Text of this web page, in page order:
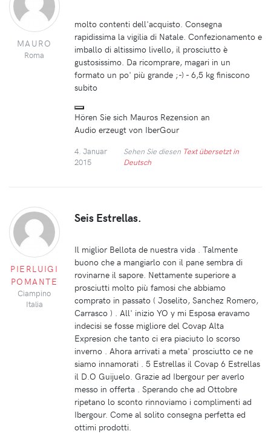
MAURO
Roma
molto contenti dell'acquisto. Consegna
rapidissima la vigilia di Natale. Confezionamento e
imballo di altissimo livello, il prosciutto è
gustosissimo. Da ricomprare, magari in un
formato un po' più grande ;-) - 6,5 kg finiscono
subito
Hören Sie sich Mauros Rezension an
Audio erzeugt von IberGour
4. Januar
2015
Sehen Sie diesen Text übersetzt in
Deutsch
PIERLUIGI
POMANTE
Ciampino
Italia
Seis Estrellas.
Il miglior Bellota de nuestra vida . Talmente
buono che a mangiarlo con il pane sembra di
rovinarne il sapore. Nettamente superiore a
prosciutti molto più famosi che abbiamo
comprato in passato ( Joselito, Sanchez Romero,
Carrasco ) . All' inizio YO y mi Esposa eravamo
indecisi se fosse migliore del Covap Alta
Expresion che tanto ci era piaciuto lo scorso
inverno . Ahora arrivati a meta' prosciutto ce ne
siamo innamorati . 5 Estrellas il Covap 6 Estrellas
il D.O Guijuelo. Grazie ad Ibergour per averlo
messo in offerta . Sperando che ad Ottobre
ripetano lo sconto rinnoviamo i complimenti ad
Ibergour. Come al solito consegna perfetta ed
ottimi prodotti.